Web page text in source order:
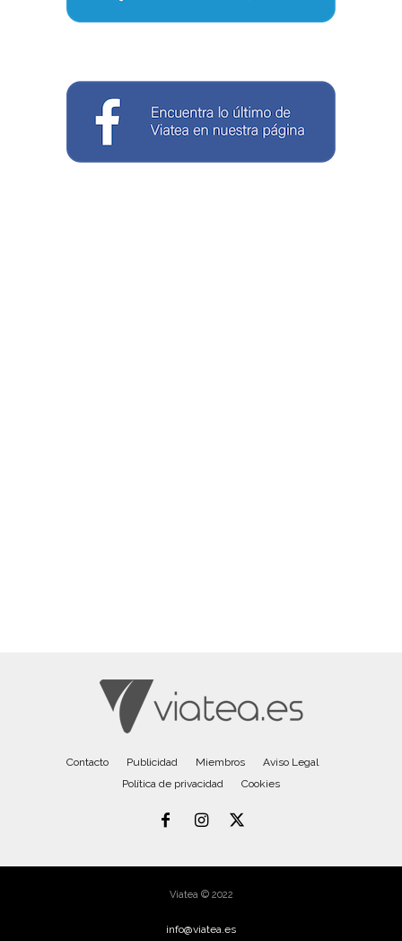
Contacto Publicidad Miembros
Aviso Legal
Política de privacidad
Cookies
Viatea © 2022
info@viatea.es